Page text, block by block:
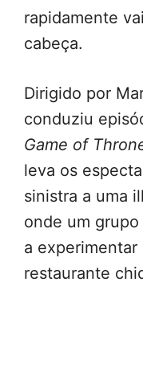
rapidamente
cabeça.
Dirigido por
conduziu
Game of
leva os
sinistra a uma
onde um
a experimentar
restaurante